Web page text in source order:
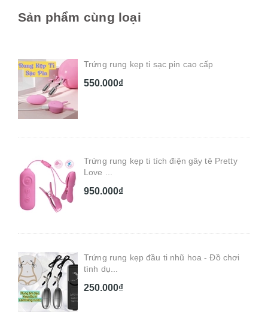
Sản phẩm cùng loại
Trứng rung kẹp ti sạc pin cao cấp
550.000₫
Trứng rung kẹp ti tích điện gây tê Pretty
Love ...
950.000₫
Trứng rung kẹp đầu ti nhũ hoa - Đồ chơi
tình dụ...
250.000₫